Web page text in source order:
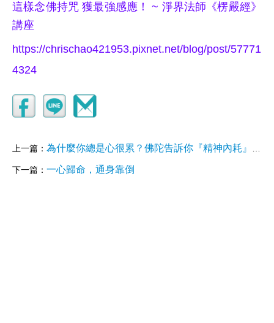
這樣念佛持咒 獲最強感應！ ~ 淨界法師《楞嚴經》
講座
https://chrischao421953.pixnet.net/blog/post/57771
4324
上一篇： 為什麼你總是心很累？佛陀告訴你『精神內耗』的終極解藥！
下一篇： 一心歸命，通身靠倒